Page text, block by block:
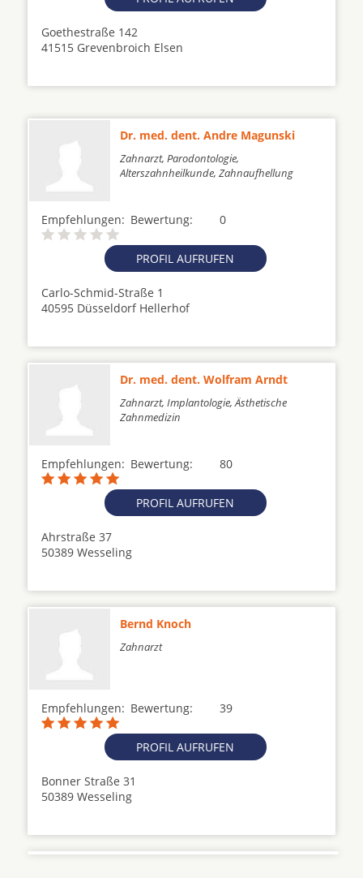
Goethestraße 142
41515 Grevenbroich Elsen
Dr. med. dent. Andre Magunski
Zahnarzt, Parodontologie,
Alterszahnheilkunde, Zahnaufhellung
Empfehlungen: 0
Bewertung:
PROFIL AUFRUFEN
Carlo-Schmid-Straße 1
40595 Düsseldorf Hellerhof
Dr. med. dent. Wolfram Arndt
Zahnarzt, Implantologie, Ästhetische
Zahnmedizin
Empfehlungen: 80
Bewertung:
PROFIL AUFRUFEN
Ahrstraße 37
50389 Wesseling
Bernd Knoch
Zahnarzt
Empfehlungen: 39
Bewertung:
PROFIL AUFRUFEN
Bonner Straße 31
50389 Wesseling